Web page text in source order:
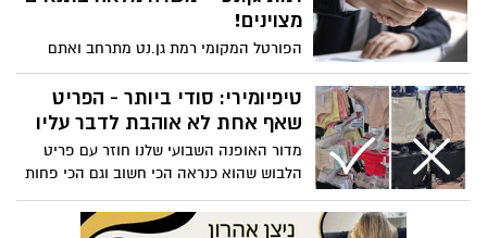
רוכב אופניים חשמליים נפצע
בראשו בתאונת דרכים ברמת גן
מגפת תאונות הדרכים של רוכבי הדו גלגלי
נמשכת. הבוקר היה זה גבר בן 30 שנפגע עם
מגיץ בעין ועד קוצר נשימה: כל מה